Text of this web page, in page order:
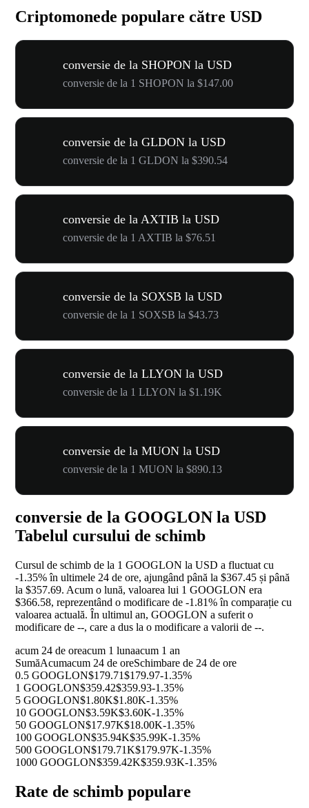
Criptomonede populare către USD
conversie de la SHOPON la USD
conversie de la 1 SHOPON la $147.00
conversie de la GLDON la USD
conversie de la 1 GLDON la $390.54
conversie de la AXTIB la USD
conversie de la 1 AXTIB la $76.51
conversie de la SOXSB la USD
conversie de la 1 SOXSB la $43.73
conversie de la LLYON la USD
conversie de la 1 LLYON la $1.19K
conversie de la MUON la USD
conversie de la 1 MUON la $890.13
conversie de la GOOGLON la USD
Tabelul cursului de schimb
Cursul de schimb de la 1 GOOGLON la USD a fluctuat cu
-1.35%în ultimele 24 de ore, ajungând până la $367.45 și până
la $357.69. Acum o lună, valoarea lui 1 GOOGLON era
$366.58, reprezentând o modificare de -1.81%în comparație cu
valoarea actuală. În ultimul an, GOOGLON a suferit o
modificare de --, care a dus la o modificare a valorii de --.
acum 24 de oreacum 1 lunaacum 1 an
SumăAcumacum 24 de oreSchimbare de 24 de ore
0.5 GOOGLON$179.71$179.97-1.35%
1 GOOGLON$359.42$359.93-1.35%
5 GOOGLON$1.80K$1.80K-1.35%
10 GOOGLON$3.59K$3.60K-1.35%
50 GOOGLON$17.97K$18.00K-1.35%
100 GOOGLON$35.94K$35.99K-1.35%
500 GOOGLON$179.71K$179.97K-1.35%
1000 GOOGLON$359.42K$359.93K-1.35%
Rate de schimb populare